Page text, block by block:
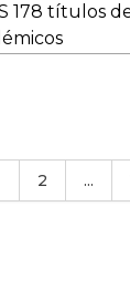
178 títulos
2 ...